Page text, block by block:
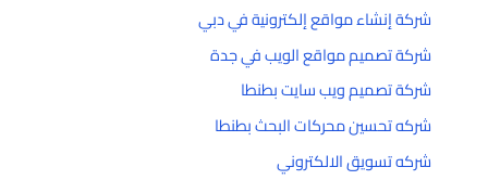
شركة إنشاء مواقع إلكترونية في دبي
شركة تصميم مواقع الويب في جدة
شركة تصميم ويب سايت بطنطا
شركه تحسين محركات البحث بطنطا
شركه تسويق الالكتروني